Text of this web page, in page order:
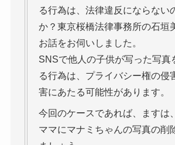
る行為は、法律違反にならない
か？東京桜橋法律事務所の石垣
お話をお伺いしました。
SNSで他人の子供が写った写真
る行為は、プライバシー権の侵
害にあたる可能性があります。
今回のケースであれば、ますは
ママにマナミちゃんの写真の削